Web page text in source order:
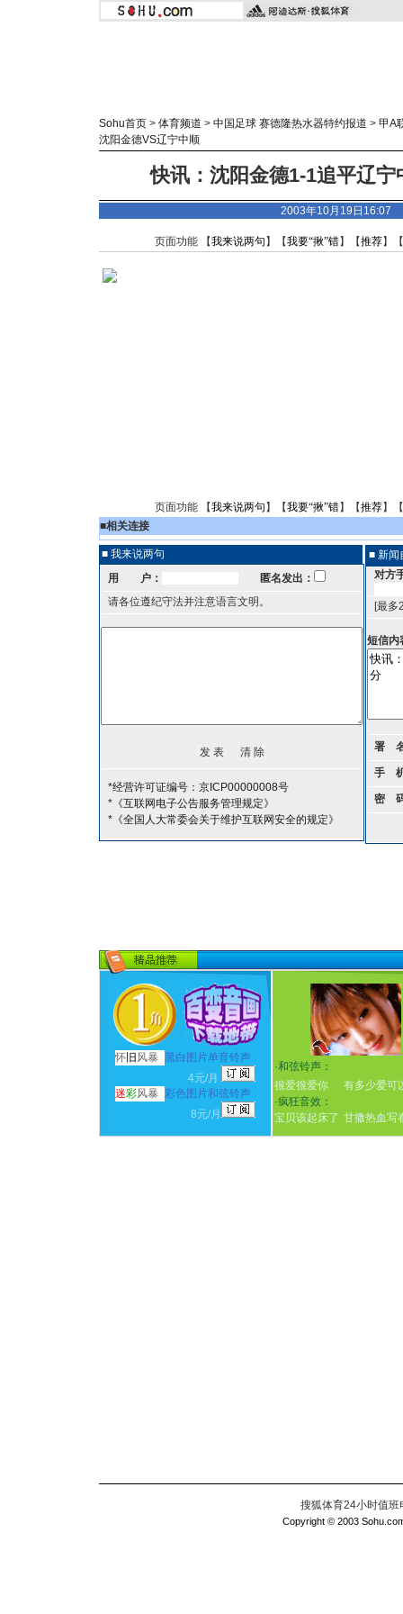
Sohu首页 > 体育频道 > 中国足球 赛德隆热水器特约报道 > 甲A
沈阳金德VS辽宁中顺
快讯：沈阳金德1-1追平辽
2003年10月19日16:07
页面功能 【我来说两句 】【我要“揪”错】【推荐】
页面功能 【我来说两句 】【我要“揪”错】【推荐】
■相关连接
■ 我来说两句
用 户：
匿名发出：
请各位遵纪守法并注意语言文明。
*经营许可证编号：京ICP00000008号
*《互联网电子公告服务管理规定》
*《全国人大常委会关于维护互联网安全的规定》
■ 新闻
对方
[最多
短信内
署
手
密
怀 旧 风暴
黑白图片单音铃声
4元/月
迷彩风暴 彩色图片和弦铃声
8元/月
·和弦铃声：
很爱很爱你
有多少爱可
·疯狂音效：
宝贝该起床了 甘撒热血写
搜狐体育24小时值
Copyright © 2003